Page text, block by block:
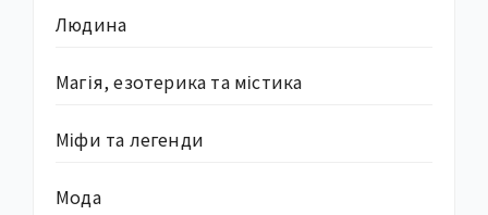
Людина
Магія, езотерика та містика
Міфи та легенди
Мода